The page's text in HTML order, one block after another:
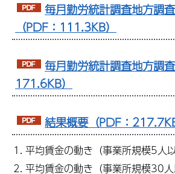
毎月勤労統計調査地方調
（PDF：111.3KB）
毎月勤労統計調査地方調
171.6KB）
結果概要（PDF：217.7KB
平均賃金の動き（事業所規模5人以
平均賃金の動き（事業所規模30人